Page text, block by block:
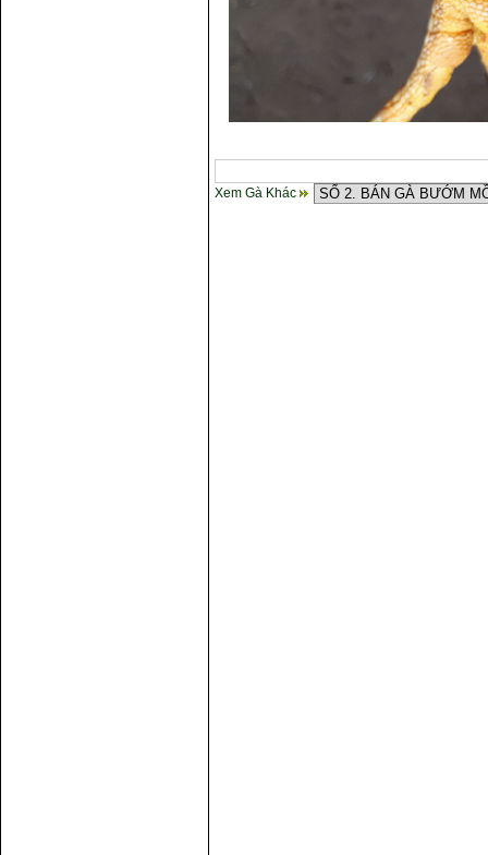
Xem Gà Khác